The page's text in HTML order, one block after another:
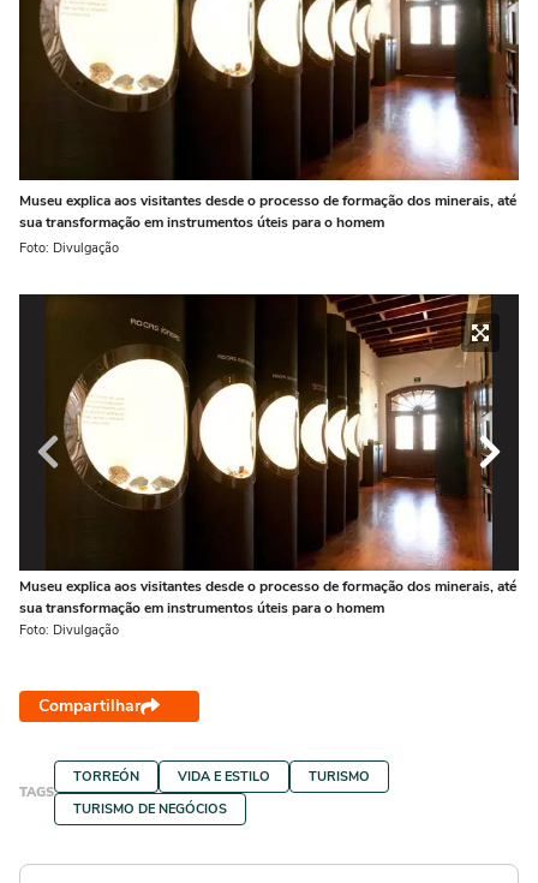
Museu explica aos visitantes desde o processo de formação dos minerais, até
sua transformação em instrumentos úteis para o homem
Foto: Divulgação
Museu explica aos visitantes desde o processo de formação dos minerais, até
sua transformação em instrumentos úteis para o homem
Foto: Divulgação
Compartilhar
TAGS
TORREÓN VIDA E ESTILO
TURISMO
TURISMO DE NEGÓCIOS